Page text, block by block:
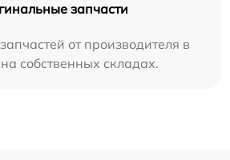
запчасти
от производителя в
собственных складах.